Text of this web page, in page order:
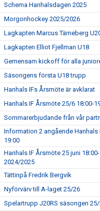
Schema Hanhalsdagen 2025
Morgonhockey 2025/2026
Lagkapten Marcus Tärneberg
Lagkapten Elliot Fjellman U18
Gemensam kickoff för alla
Säsongens första U18 trupp
Hanhals IFs Årsmöte är avklarat
Hanhals IF Årsmöte 25/6 18:00-
Sommarerbjudande från vår
Information 2 angående Hanhals
19:00
Hanhals IF Årsmöte 25 juni
2024/2025
Tättinpå Fredrik Bergvik
Nyförvärv till A-laget 25/26
Spelartrupp J20RS säsongen